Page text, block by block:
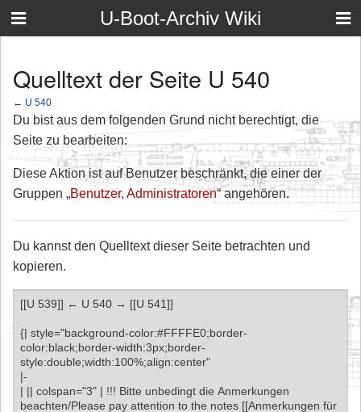
U-Boot-Archiv Wiki
Quelltext der Seite U 540
← U 540
Du bist aus dem folgenden Grund nicht berechtigt, die
Seite zu bearbeiten:
Diese Aktion ist auf Benutzer beschränkt, die einer der
Gruppen „Benutzer, Administratoren“ angehören.
Du kannst den Quelltext dieser Seite betrachten und
kopieren.